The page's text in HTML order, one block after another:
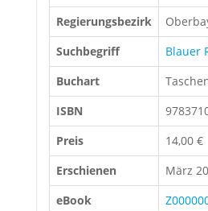
Regierungsbezirk
Suchbegriff
Blauer
Buchart
ISBN
Preis
14,00 €
Erschienen
März
eBook